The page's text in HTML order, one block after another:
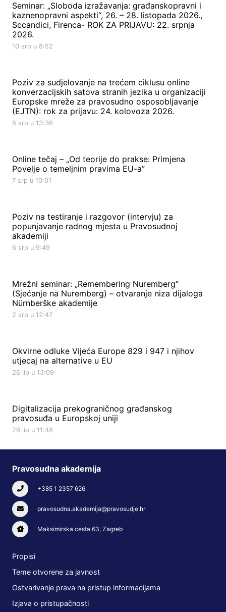
Seminar: „Sloboda izražavanja: građanskopravni i
kaznenopravni aspekti“, 26. – 28. listopada 2026.,
Sccandici, Firenca- ROK ZA PRIJAVU: 22. srpnja
2026.
10 srp u 8:52
Poziv za sudjelovanje na trećem ciklusu online
konverzacijskih satova stranih jezika u organizaciji
Europske mreže za pravosudno osposobljavanje
(EJTN): rok za prijavu: 24. kolovoza 2026.
8 srp u 13:36
Online tečaj – „Od teorije do prakse: Primjena
Povelje o temeljnim pravima EU-a”
7 srp u 10:01
Poziv na testiranje i razgovor (intervju) za
popunjavanje radnog mjesta u Pravosudnoj
akademiji
6 srp u 9:49
Mrežni seminar: „Remembering Nuremberg“
(Sjećanje na Nuremberg) – otvaranje niza dijaloga
Nürnberške akademije
2 srp u 12:47
Okvirne odluke Vijeća Europe 829 i 947 i njihov
utjecaj na alternative u EU
26 lip u 13:09
Digitalizacija prekograničnog građanskog
pravosuđa u Europskoj uniji
26 lip u 11:48
Pravosudna akademija
+385 1 2357 626
pravosudna.akademija@pravosudje.hr
Maksimirska cesta 63, Zagreb
Propisi
Teme otvorene za javnost
Ostvarivanje prava na pristup informacijama
Izjava o pristupačnosti